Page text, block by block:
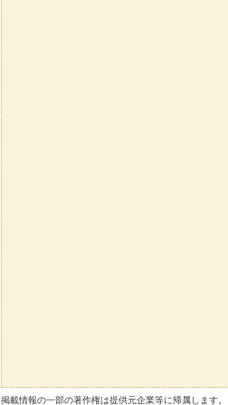
掲載情報の一部の著作権は提供元企業等に帰属します。